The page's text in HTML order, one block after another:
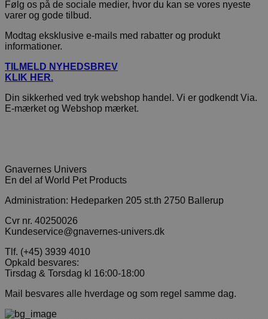
Følg os på de sociale medier, hvor du kan se vores nyeste
varer og gode tilbud.
Modtag eksklusive e-mails med rabatter og produkt
informationer.
TILMELD NYHEDSBREV
KLIK HER.
Din sikkerhed ved tryk webshop handel. Vi er godkendt Via.
E-mærket og Webshop mærket.
Gnavernes Univers
En del af World Pet Products
Administration: Hedeparken 205 st.th 2750 Ballerup
Cvr nr. 40250026
Kundeservice@gnavernes-univers.dk
Tlf. (+45) 3939 4010
Opkald besvares:
Tirsdag & Torsdag kl 16:00-18:00
Mail besvares alle hverdage og som regel samme dag.